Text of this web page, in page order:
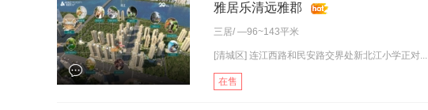
雅居乐清远雅郡
三居/ —96~143平米
[清城区] 连江西路和民安路交界处新北江小学正对...
在售